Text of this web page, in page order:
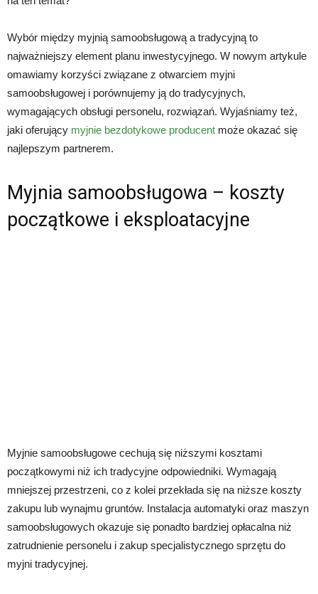
Wybór między myjnią samoobsługową a tradycyjną to
najważniejszy element planu inwestycyjnego. W nowym artykule
omawiamy korzyści związane z otwarciem myjni
samoobsługowej i porównujemy ją do tradycyjnych,
wymagających obsługi personelu, rozwiązań. Wyjaśniamy też,
jaki oferujący myjnie bezdotykowe producent może okazać się
najlepszym partnerem.
Myjnia samoobsługowa – koszty
początkowe i eksploatacyjne
Myjnie samoobsługowe cechują się niższymi kosztami
początkowymi niż ich tradycyjne odpowiedniki. Wymagają
mniejszej przestrzeni, co z kolei przekłada się na niższe koszty
zakupu lub wynajmu gruntów. Instalacja automatyki oraz maszyn
samoobsługowych okazuje się ponadto bardziej opłacalna niż
zatrudnienie personelu i zakup specjalistycznego sprzętu do
myjni tradycyjnej.